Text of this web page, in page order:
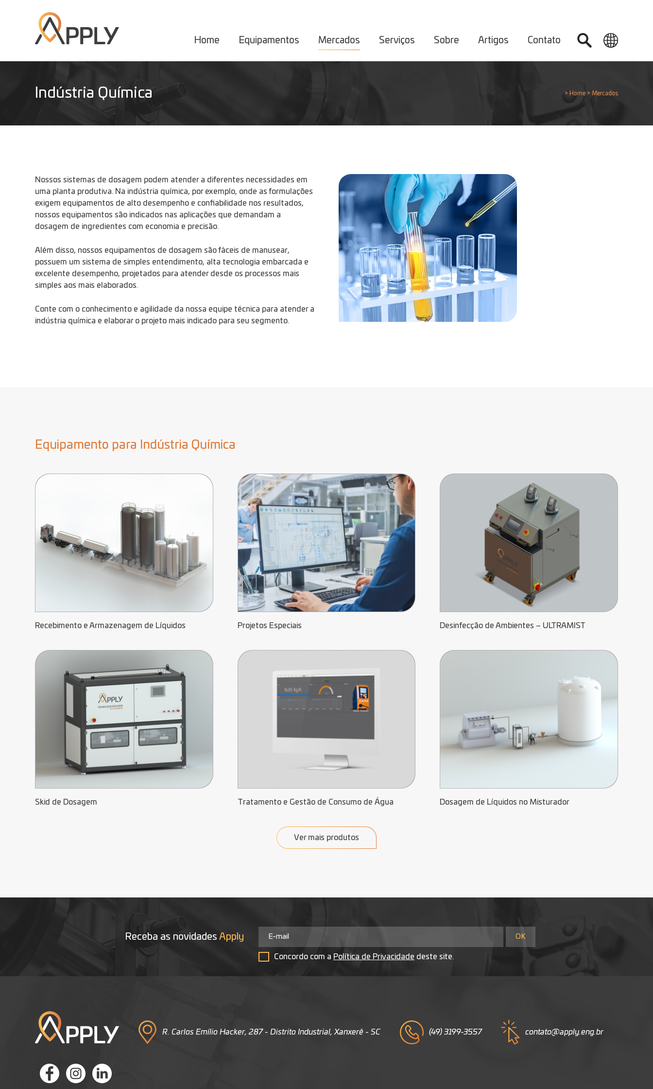
Home Equipamentos Mercados Serviços Sobre Artigos Contato
Indústria Química > Home > Mercados
Nossos sistemas de dosagem podem atender a diferentes necessidades em
uma planta produtiva. Na indústria química, por exemplo, onde as formulações
exigem equipamentos de alto desempenho e confiabilidade nos resultados,
nossos equipamentos são indicados nas aplicações que demandam a
dosagem de ingredientes com economia e precisão.
Além disso, nossos equipamentos de dosagem são fáceis de manusear,
possuem um sistema de simples entendimento, alta tecnologia embarcada e
excelente desempenho, projetados para atender desde os processos mais
simples aos mais elaborados.
Conte com o conhecimento e agilidade da nossa equipe técnica para atender a
indústria química e elaborar o projeto mais indicado para seu segmento.
Equipamento para Indústria Química
Recebimento e Armazenagem de Líquidos Projetos Especiais Desinfecção de Ambientes – ULTRAMIST
Skid de Dosagem Tratamento e Gestão de Consumo de Água Dosagem de Líquidos no Misturador
Ver mais produtos
Receba as novidades Apply
Concordo com a Política de Privacidade deste site.
R. Carlos Emílio Hacker, 287 - Distrito Industrial, Xanxerê - SC (49) 3199-3557 contato@apply.eng.br